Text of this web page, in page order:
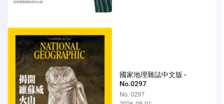
國家地理雜誌中文版 -
No.0297
No. 0297